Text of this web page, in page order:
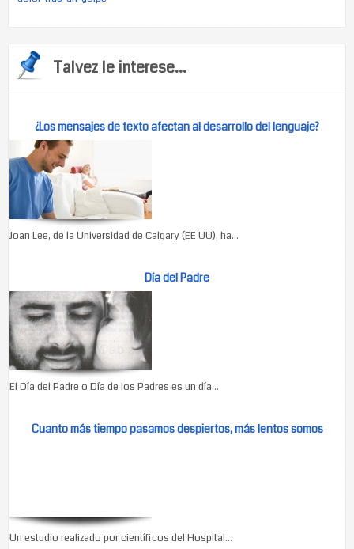
Talvez le interese...
¿Los mensajes de texto afectan al desarrollo del lenguaje?
Joan Lee, de la Universidad de Calgary (EE UU), ha...
Día del Padre
El Día del Padre o Día de los Padres es un día...
Cuanto más tiempo pasamos despiertos, más lentos somos
Un estudio realizado por científicos del Hospital...